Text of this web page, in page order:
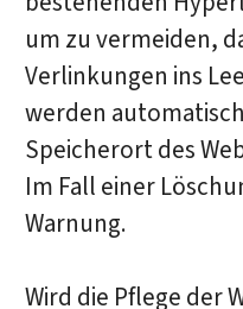
um zu vermeiden,
Verlinkungen ins
werden
Speicherort des
Im Fall einer
Warnung.
Wird die Pflege der